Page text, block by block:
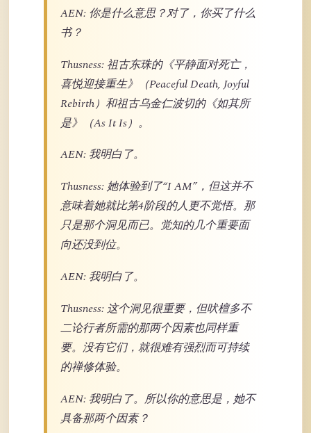
AEN: 你是什么意思？对了，你买了什么
书？
Thusness: 祖古东珠的《平静面对死亡，
喜悦迎接重生》（Peaceful Death, Joyful
Rebirth）和祖古乌金仁波切的《如其所
是》（As It Is）。
AEN: 我明白了。
Thusness: 她体验到了“I AM”，但这并不
意味着她就比第4阶段的人更不觉悟。那
只是那个洞见而已。觉知的几个重要面
向还没到位。
AEN: 我明白了。
Thusness: 这个洞见很重要，但吠檀多不
二论行者所需的那两个因素也同样重
要。没有它们，就很难有强烈而可持续
的禅修体验。
AEN: 我明白了。所以你的意思是，她不
具备那两个因素？